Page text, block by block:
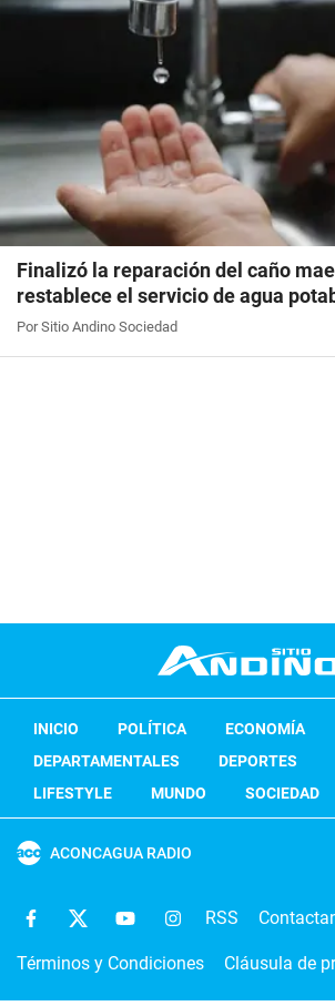
Finalizó la reparación del caño
restablece el servicio de agua
Por Sitio Andino Sociedad
INICIO POLÍTICA ECONOMÍA
DEPARTAMENTALES
DEPORTES
LIFESTYLE
MUNDO SOCIEDAD
ACONCAGUA RADIO
RSS
Términos y Condiciones Cláusula de